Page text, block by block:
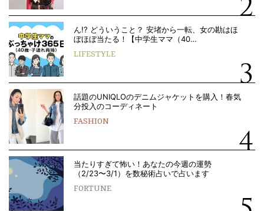
ん!? どういうこと？ 安堵から一転、女の勘はほ
ぼほぼ当たる！【中学生ママ（40…
LIFESTYLE
話題のUNIQLOのデニムジャケットを購入！春気
分投入のコーディネート
FASHION
当たりすぎて怖い！あなたの今週の運勢
（2/23〜3/1）を数秘術占いで占います
FORTUNE